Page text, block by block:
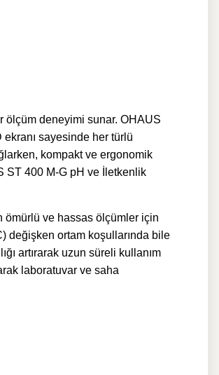
ölçüm deneyimi sunar. OHAUS
sayesinde her türlü
kompakt ve ergonomik
ST 400 M-G pH ve İletkenlik
ömürlü ve hassas ölçümler için
değişken ortam koşullarında bile
artırarak uzun süreli kullanım
laboratuvar ve saha